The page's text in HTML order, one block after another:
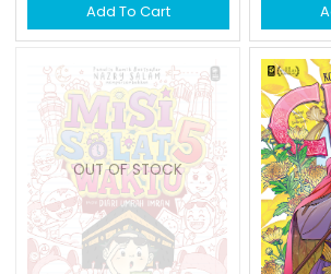
Aku, Kau & Bola #8:
Arena Juara
Available Qty: 28
RM 12.00